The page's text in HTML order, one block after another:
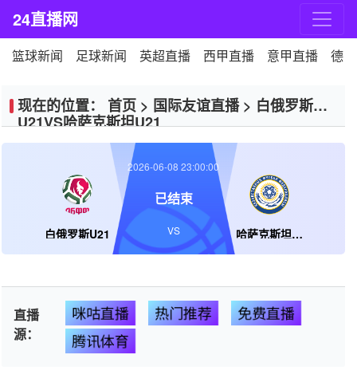
24直播网
篮球新闻 足球新闻 英超直播 西甲直播 意甲直播 德
现在的位置： 首页 > 国际友谊直播> 白俄罗斯
U21VS哈萨克斯坦U21
白俄罗斯U21 哈萨克斯坦U21
2026-06-08 23:00:00
已结束
VS
直播
源：
咪咕直播 热门推荐
免费直播
腾讯体育